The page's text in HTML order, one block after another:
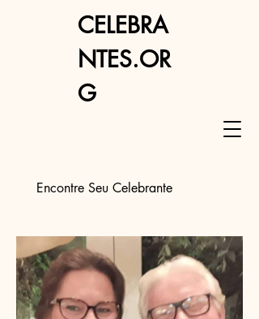
Encontre Seu Celebrante
CELEBRA
NTES.OR
G